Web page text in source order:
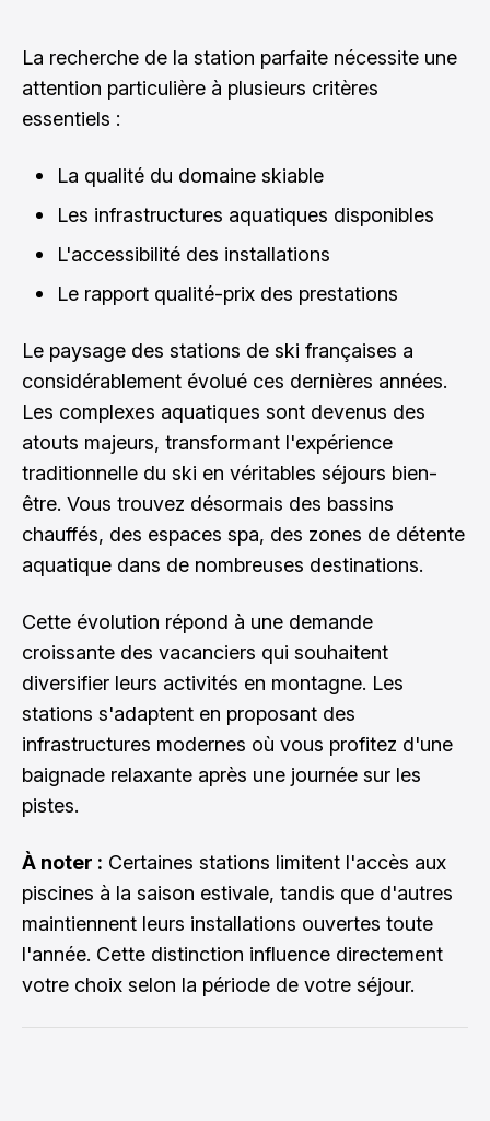
La recherche de la station parfaite nécessite une
attention particulière à plusieurs critères
essentiels :
La qualité du domaine skiable
Les infrastructures aquatiques disponibles
L'accessibilité des installations
Le rapport qualité-prix des prestations
Le paysage des stations de ski françaises a
considérablement évolué ces dernières années.
Les complexes aquatiques sont devenus des
atouts majeurs, transformant l'expérience
traditionnelle du ski en véritables séjours bien-
être. Vous trouvez désormais des bassins
chauffés, des espaces spa, des zones de détente
aquatique dans de nombreuses destinations.
Cette évolution répond à une demande
croissante des vacanciers qui souhaitent
diversifier leurs activités en montagne. Les
stations s'adaptent en proposant des
infrastructures modernes où vous profitez d'une
baignade relaxante après une journée sur les
pistes.
À noter : Certaines stations limitent l'accès aux
piscines à la saison estivale, tandis que d'autres
maintiennent leurs installations ouvertes toute
l'année. Cette distinction influence directement
votre choix selon la période de votre séjour.